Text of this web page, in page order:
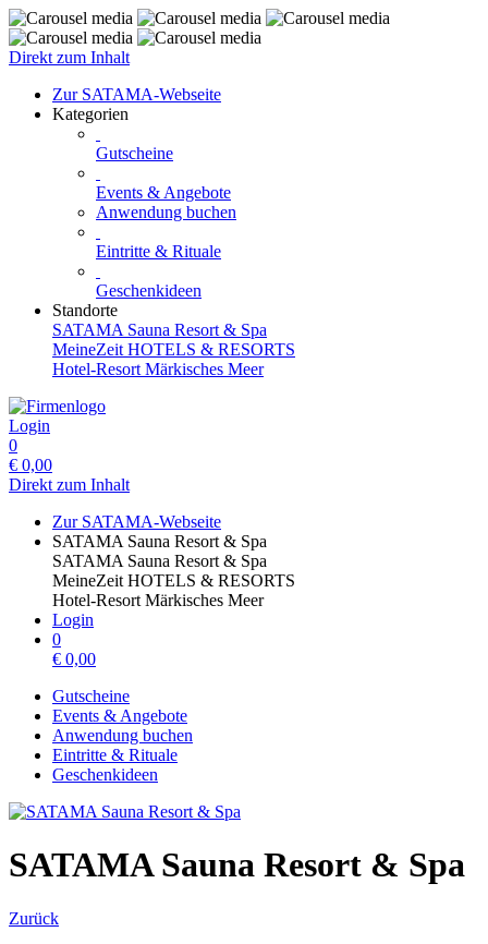
Direkt zum Inhalt
Zur SATAMA-Webseite
Kategorien
Gutscheine
Events & Angebote
Anwendung buchen
Eintritte & Rituale
Geschenkideen
Standorte
SATAMA Sauna Resort & Spa
MeineZeit HOTELS & RESORTS
Hotel-Resort Märkisches Meer
Login
0
€ 0,00
Direkt zum Inhalt
Zur SATAMA-Webseite
SATAMA Sauna Resort & Spa
SATAMA Sauna Resort & Spa
MeineZeit HOTELS & RESORTS
Hotel-Resort Märkisches Meer
Login
0
€ 0,00
Gutscheine
Events & Angebote
Anwendung buchen
Eintritte & Rituale
Geschenkideen
SATAMA Sauna Resort & Spa
Zurück